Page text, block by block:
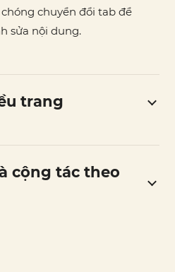
chuyển đổi tab để
sửa nội dung.
trang
cộng tác theo